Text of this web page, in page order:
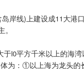
岛岸线) 上建设成11 大港
。
于l0平方千米以上的海
为：①以上海为龙头